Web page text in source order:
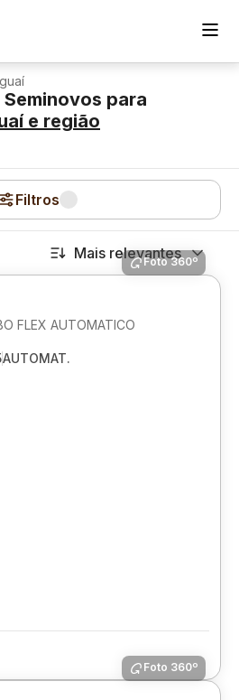
para
e região
Filtros
Mais relevantes
Foto 360º
FLEX AUTOMATICO
AUTOMAT.
Foto 360º